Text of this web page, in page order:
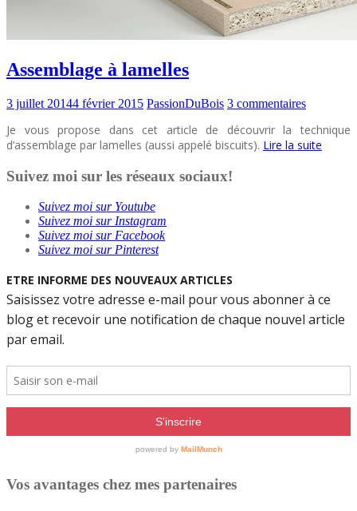
Assemblage à lamelles
3 juillet 20144 février 2015 PassionDuBois 3 commentaires
Je vous propose dans cet article de découvrir la technique
d’assemblage par lamelles (aussi appelé biscuits). Lire la suite
Suivez moi sur les réseaux sociaux!
Suivez moi sur Youtube
Suivez moi sur Instagram
Suivez moi sur Facebook
Suivez moi sur Pinterest
Vos avantages chez mes partenaires